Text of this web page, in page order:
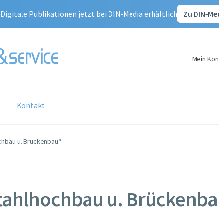
Digitale Publikationen jetzt bei DIN‑Media erhältlich Zu
Mein
Kontakt
Unser Service Korrekturseiten – Aktualisierungen
Verlags- und Service GmbH
u. Brückenbau“
u.